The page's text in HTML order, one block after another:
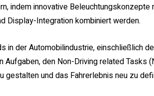
indem innovative Beleuchtungskonzepte
Display-Integration kombiniert werden.
in der Automobilindustrie, einschließlich
den Non-Driving related Tasks
und das Fahrerlebnis neu zu